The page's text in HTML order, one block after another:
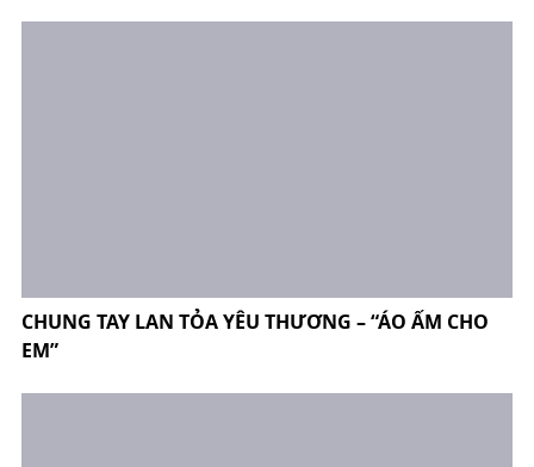
CHUNG TAY LAN TỎA YÊU THƯƠNG – “ÁO ẤM CHO
EM”